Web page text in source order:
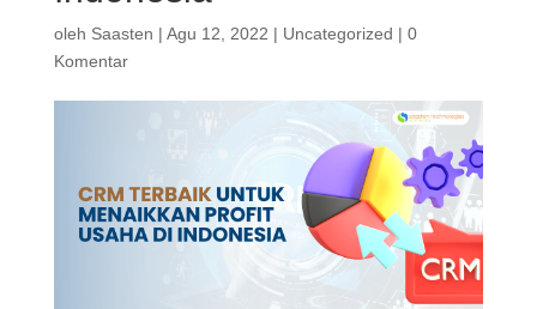
oleh Saasten | Agu 12, 2022 | Uncategorized | 0
Komentar